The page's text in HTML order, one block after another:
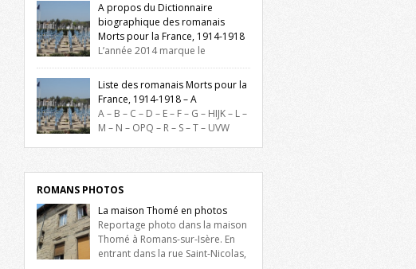
A propos du Dictionnaire
biographique des romanais
Morts pour la France, 1914-1918
L’année 2014 marque le
centenaire du début de la Première Guerre
Mondiale et ce dictionnaire biographique veut
rendre hommage aux romanais Morts pour la
France durant ce conflit. La base de cette
recherche historique est constituée des noms
gravés sur les plaques commémoratives de
l’Hôtel de Ville, du lycée du Dauphiné et du
Liste des romanais Morts pour la
France, 1914-1918 – A
A – B – C – D – E – F – G – HIJK – L –
M – N – OPQ – R – S – T – UVW
par cette lettre. Liste des romanais […]
ROMANS PHOTOS
La maison Thomé en photos
Reportage photo dans la maison
Thomé à Romans-sur-Isère. En
entrant dans la rue Saint-Nicolas,